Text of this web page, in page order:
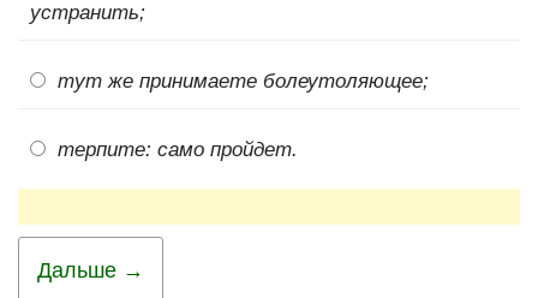
устранить;
тут же принимаете болеутоляющее;
терпите: само пройдет.
Дальше →